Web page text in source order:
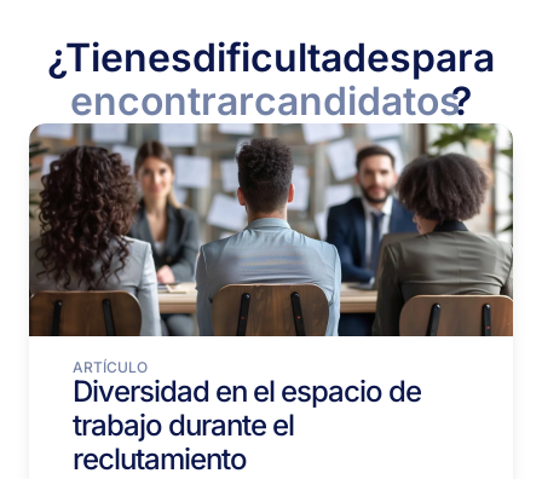
¿Tienesdificultadespara
encontrarcandidatos?
ARTÍCULO
Diversidad en el espacio de
trabajo durante el
reclutamiento